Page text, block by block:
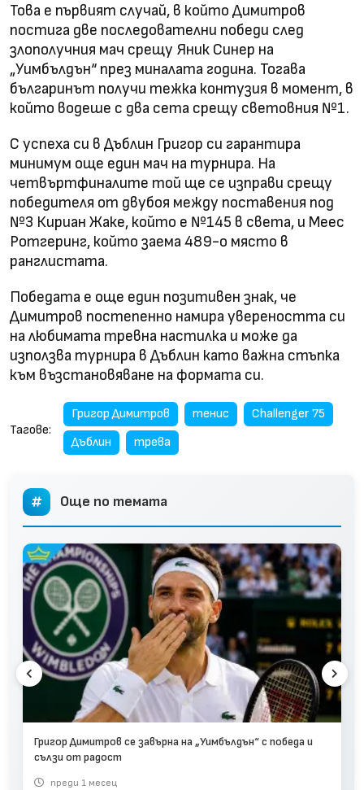
Това е първият случай, в който Димитров
постига две последователни победи след
злополучния мач срещу Яник Синер на
„Уимбълдън“ през миналата година. Тогава
българинът получи тежка контузия в момент, в
който водеше с два сета срещу световния №1.
С успеха си в Дъблин Григор си гарантира
минимум още един мач на турнира. На
четвъртфиналите той ще се изправи срещу
победителя от двубоя между поставения под
№3 Кириан Жаке, който е №145 в света, и Меес
Ротгеринг, който заема 489-о място в
ранглистата.
Победата е още един позитивен знак, че
Димитров постепенно намира увереността си
на любимата тревна настилка и може да
използва турнира в Дъблин като важна стъпка
към възстановяване на формата си.
Тагове:
Григор Димитров тенис
Challenger 75
Дъблин
трева
Още по темата
Григор Димитров се завърна на „Уимбълдън“ с победа и
сълзи от радост
преди 1 месец